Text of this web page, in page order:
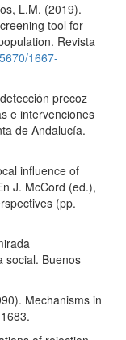
L.M. (2019).
tool for
Revista
1667-
precoz
e intervenciones
de Andalucía.
influence of
J. McCord (ed.),
(pp.
social. Buenos
Mechanisms in